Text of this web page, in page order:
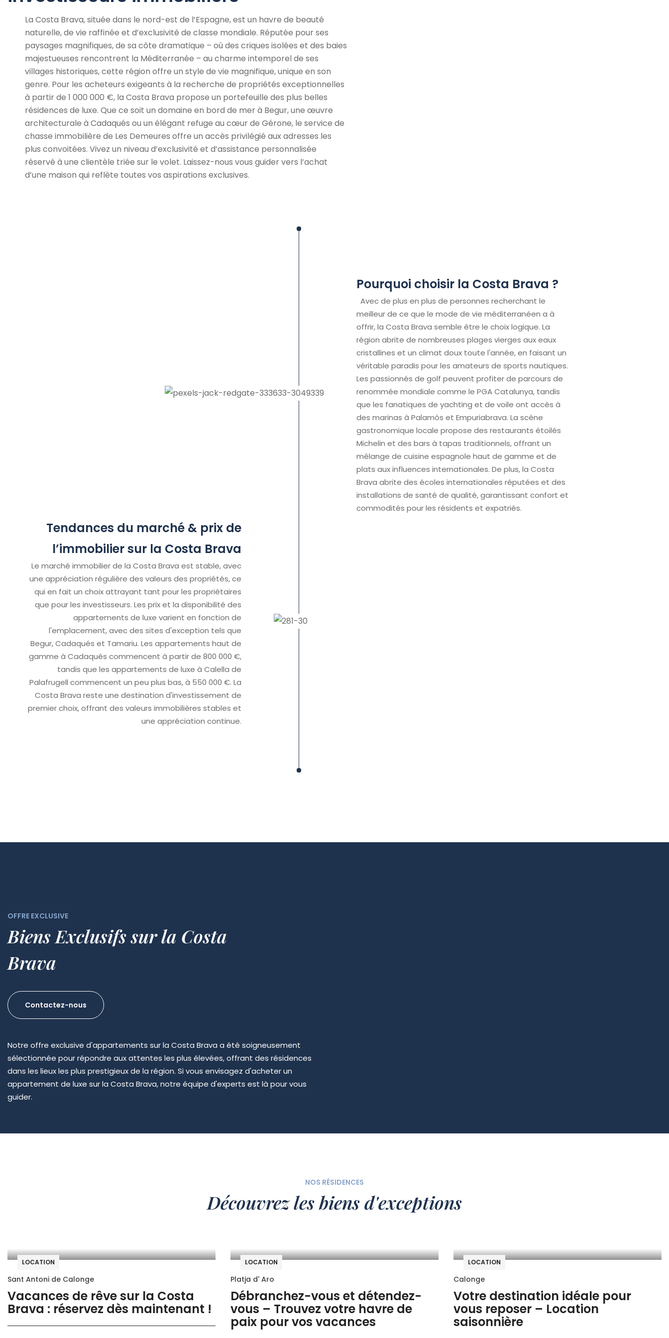
La Costa Brava, située dans le nord-est de l’Espagne, est un havre de beauté
naturelle, de vie raffinée et d’exclusivité de classe mondiale. Réputée pour ses
paysages magnifiques, de sa côte dramatique – où des criques isolées et des baies
majestueuses rencontrent la Méditerranée – au charme intemporel de ses
villages historiques, cette région offre un style de vie magnifique, unique en son
genre. Pour les acheteurs exigeants à la recherche de propriétés exceptionnelles
à partir de 1 000 000 €, la Costa Brava propose un portefeuille des plus belles
résidences de luxe. Que ce soit un domaine en bord de mer à Begur, une œuvre
architecturale à Cadaqués ou un élégant refuge au cœur de Gérone, le service de
chasse immobilière de Les Demeures offre un accès privilégié aux adresses les
plus convoitées. Vivez un niveau d’exclusivité et d’assistance personnalisée
réservé à une clientèle triée sur le volet. Laissez-nous vous guider vers l’achat
d’une maison qui reflète toutes vos aspirations exclusives.
Pourquoi choisir la Costa Brava ?
Avec de plus en plus de personnes recherchant le
meilleur de ce que le mode de vie méditerranéen a à
offrir, la Costa Brava semble être le choix logique. La
région abrite de nombreuses plages vierges aux eaux
cristallines et un climat doux toute l'année, en faisant un
véritable paradis pour les amateurs de sports nautiques.
Les passionnés de golf peuvent profiter de parcours de
renommée mondiale comme le PGA Catalunya, tandis
que les fanatiques de yachting et de voile ont accès à
des marinas à Palamós et Empuriabrava. La scène
gastronomique locale propose des restaurants étoilés
Michelin et des bars à tapas traditionnels, offrant un
mélange de cuisine espagnole haut de gamme et de
plats aux influences internationales. De plus, la Costa
Brava abrite des écoles internationales réputées et des
installations de santé de qualité, garantissant confort et
commodités pour les résidents et expatriés.
Tendances du marché & prix de
l’immobilier sur la Costa Brava
Le marché immobilier de la Costa Brava est stable, avec
une appréciation régulière des valeurs des propriétés, ce
qui en fait un choix attrayant tant pour les propriétaires
que pour les investisseurs. Les prix et la disponibilité des
appartements de luxe varient en fonction de
l'emplacement, avec des sites d'exception tels que
Begur, Cadaqués et Tamariu. Les appartements haut de
gamme à Cadaqués commencent à partir de 800 000 €,
tandis que les appartements de luxe à Calella de
Palafrugell commencent un peu plus bas, à 550 000 €. La
Costa Brava reste une destination d'investissement de
premier choix, offrant des valeurs immobilières stables et
une appréciation continue.
OFFRE EXCLUSIVE
Biens Exclusifs sur la Costa
Brava
Contactez-nous
Notre offre exclusive d'appartements sur la Costa Brava a été soigneusement
sélectionnée pour répondre aux attentes les plus élevées, offrant des résidences
dans les lieux les plus prestigieux de la région. Si vous envisagez d'acheter un
appartement de luxe sur la Costa Brava, notre équipe d'experts est là pour vous
guider.
NOS RÉSIDENCES
Découvrez les biens d'exceptions
LOCATION
Sant Antoni de Calonge
Vacances de rêve sur la Costa
Brava : réservez dès maintenant !
LOCATION
Platja d' Aro
Débranchez-vous et détendez-
vous – Trouvez votre havre de
paix pour vos vacances
LOCATION
Calonge
Votre destination idéale pour
vous reposer – Location
saisonnière